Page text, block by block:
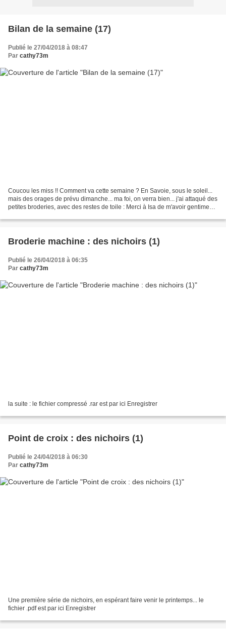
Bilan de la semaine (17)
Publié le 27/04/2018 à 08:47
Par cathy73m
Coucou les miss !! Comment va cette semaine ? En Savoie, sous le soleil...
mais des orages de prévu dimanche... ma foi, on verra bien... j'ai attaqué des
petites broderies, avec des restes de toile : Merci à Isa de m'avoir gentiment
Broderie machine : des nichoirs (1)
Publié le 26/04/2018 à 06:35
Par cathy73m
la suite : le fichier compressé .rar est par ici Enregistrer
Point de croix : des nichoirs (1)
Publié le 24/04/2018 à 06:30
Par cathy73m
Une première série de nichoirs, en espérant faire venir le printemps... le
fichier .pdf est par ici Enregistrer